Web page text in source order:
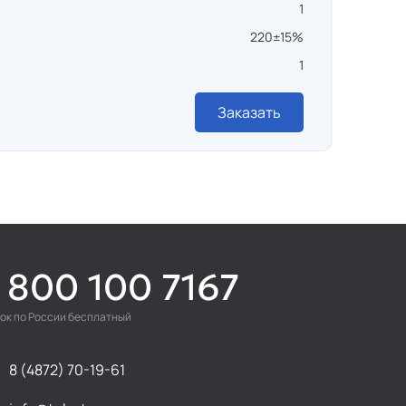
1
220±15%
1
Заказать
100 7167
по России бесплатный
8 (4872) 70-19-61